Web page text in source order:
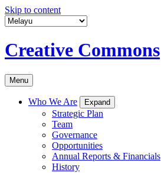
Skip to content
Creative Commons
Menu
Who We Are Expand
Strategic Plan
Team
Governance
Opportunities
Annual Reports & Financials
History